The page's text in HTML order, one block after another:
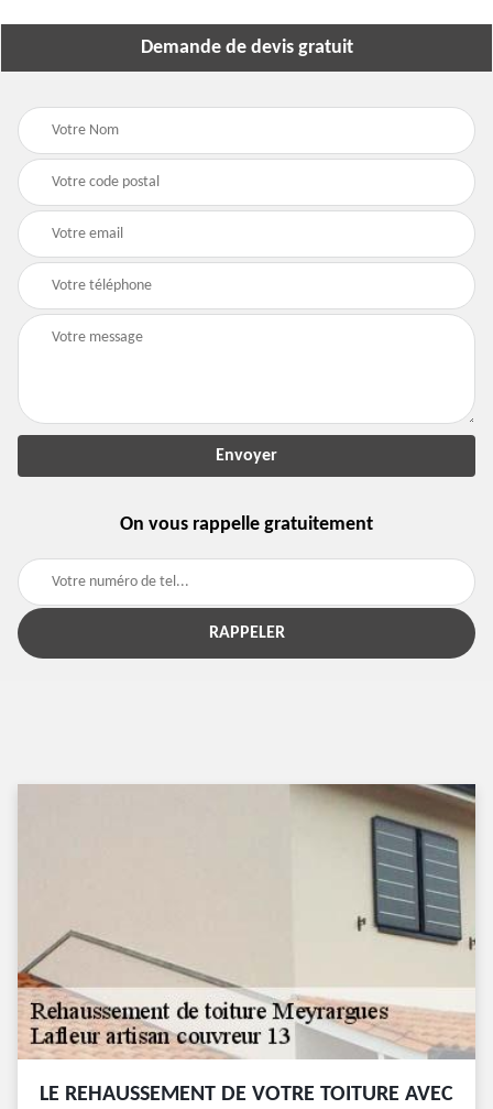
Demande de devis gratuit
On vous rappelle gratuitement
LE REHAUSSEMENT DE VOTRE TOITURE AVEC